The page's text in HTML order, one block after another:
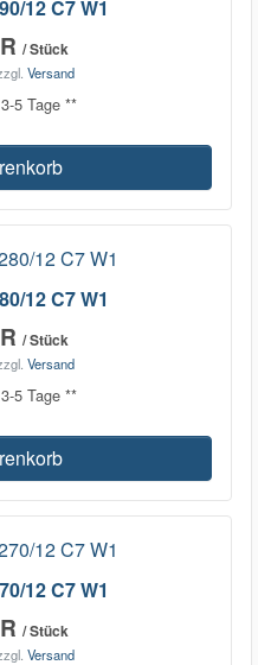
12 C7 W1
/ Stück
Versand
5 Tage **
12 C7 W1
/ Stück
Versand
5 Tage **
12 C7 W1
/ Stück
Versand